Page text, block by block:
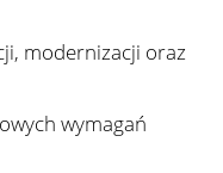
modernizacji oraz
wymagań